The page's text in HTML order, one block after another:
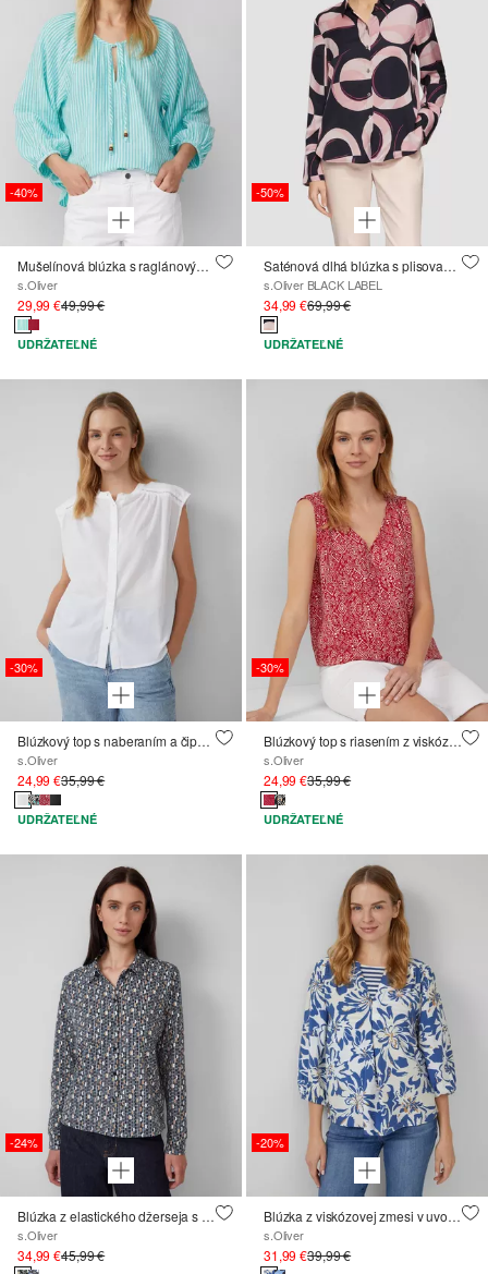
-40%
Mušelínová blúzka s raglánovými rukávmi a naberaním
s.Oliver
29,99 €49,99 €
UDRŽATEĽNÉ
-50%
Saténová dlhá blúzka s plisovanými detailmi
s.Oliver BLACK LABEL
34,99 €69,99 €
UDRŽATEĽNÉ
-30%
Blúzkový top s naberaním a čipkovým detailom
s.Oliver
24,99 €35,99 €
UDRŽATEĽNÉ
-30%
Blúzkový top s riasením z viskózovej zmesi
s.Oliver
24,99 €35,99 €
UDRŽATEĽNÉ
-24%
Blúzka z elastického džerseja s celoplošnou potlačou
s.Oliver
34,99 €45,99 €
-20%
Blúzka z viskózovej zmesi v uvoľnenom strihu so zbermi
s.Oliver
31,99 €39,99 €